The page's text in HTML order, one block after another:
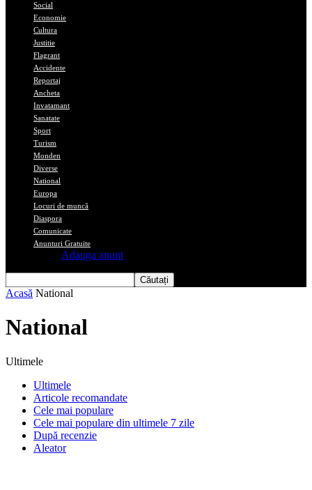
Social
Economie
Cultura
Justitie
Flagrant
Accidente
Reportaj
Ancheta
Invatamant
Sanatate
Sport
Turism
Monden
Diverse
National
Europa
Locuri de muncă
Diaspora
Comunicate
Anunturi Gratuite
Adauga anunt
Acasă National
National
Ultimele
Ultimele
Articole recomandate
Cele mai populare
Cele mai populare din ultimele 7 zile
După recenzie
Aleator